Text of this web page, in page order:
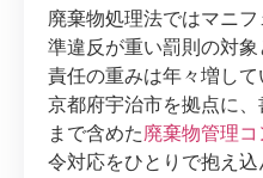
廃棄物処理法ではマニ
準違反が重い罰則の対
責任の重みは年々増し
京都府宇治市を拠点に
まで含めた廃棄物管理
令対応をひとりで抱え